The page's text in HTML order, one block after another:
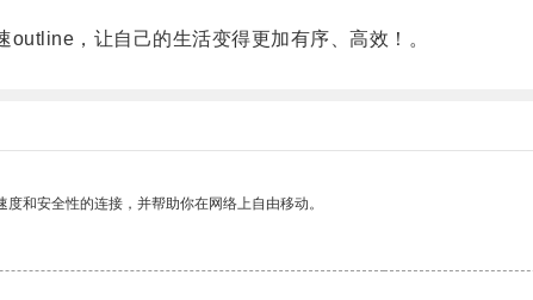
，让自己的生活变得更加有序、高效！。
和安全性的连接，并帮助你在网络上自由移动。